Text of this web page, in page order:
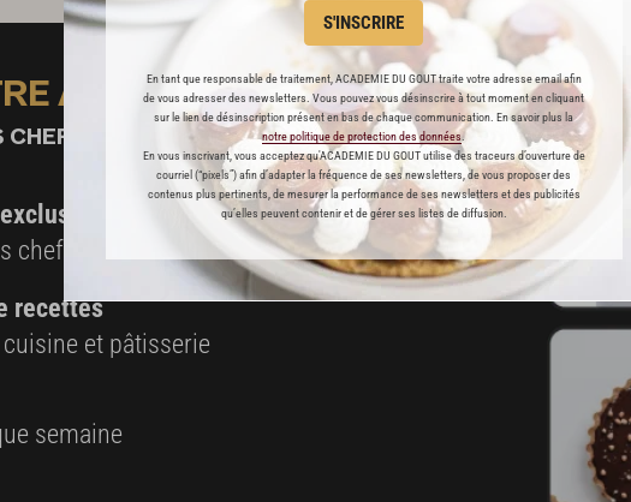
S'INSCRIRE
En tant que responsable de traitement, ACADEMIE DU GOUT traite votre adresse email afin
de vous adresser des newsletters. Vous pouvez vous désinscrire à tout moment en cliquant
sur le lien de désinscription présent en bas de chaque communication. En savoir plus la
notre politique de protection des données.
En vous inscrivant, vous acceptez qu'ACADEMIE DU GOUT utilise des traceurs d’ouverture de
courriel (“pixels”) afin d’adapter la fréquence de ses newsletters, de vous proposer des
contenus plus pertinents, de mesurer la performance de ses newsletters et des publicités
qu’elles peuvent contenir et de gérer ses listes de diffusion.
ABONNEMENT PREMIUM
CHEFS, ENFIN ACCESSIBLE !
chefs préférés
recettes
et pâtisserie
semaine